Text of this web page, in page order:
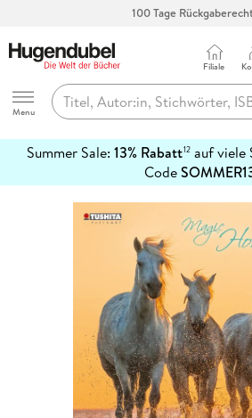
100 Tage
Hugendubel
Menu
Filiale
Summer Sale: 13% Rabatt12auf viele
Code
erfahren